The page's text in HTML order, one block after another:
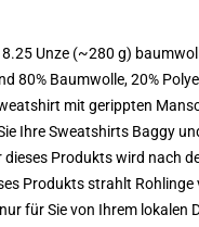
Unze (~280 g)
80% Baumwolle, 20%
mit gerippten
Ihre Sweatshirts Baggy
dieses Produkts wird nach
Produkts strahlt
für Sie von Ihrem